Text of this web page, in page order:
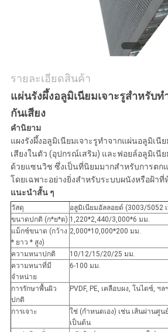
รายละเอียดสินค้า
แผ่นรังผึ้งอลูมิเนียมเจาะรูสำหรับ
กันเสียง
คำนิยาม
แผงรังผึ้งอลูมิเนียมเจาะรูทำจากแผ่นอลูมิเนี
เสียงในตัว (อุปกรณ์เสริม) และฟอยล์อลูมิเนีย
ด้วยแซนวิช ซึ่งเป็นที่นิยมมากสำหรับการตก
โดยเฉพาะอย่างยิ่งสำหรับระบบผนังหรือฝ้า
แนะนำสั้น ๆ
วัสดุ
อลูมิเนียมอัลลอยด์ (3003/5052
ขนาดปกติ (ก*ย*ต) 1,220*2,440/3,000*6 มม.
แม็กซ์ขนาด (กว้าง
* ยาว * สูง)
2,000*10,000*200 มม.
ความหนาปกติ
10/12/15/20/25 มม.
ความหนาที่มี
จำหน่าย
6-100 มม.
การรักษาพื้นผิว
ปกติ
PVDF, PE, เคลือบผง, โนไดซ์, ฯลฯ
การเจาะ
ใช่ (กำหนดเอง) เช่น เส้นผ่านศูน
เป็นต้น